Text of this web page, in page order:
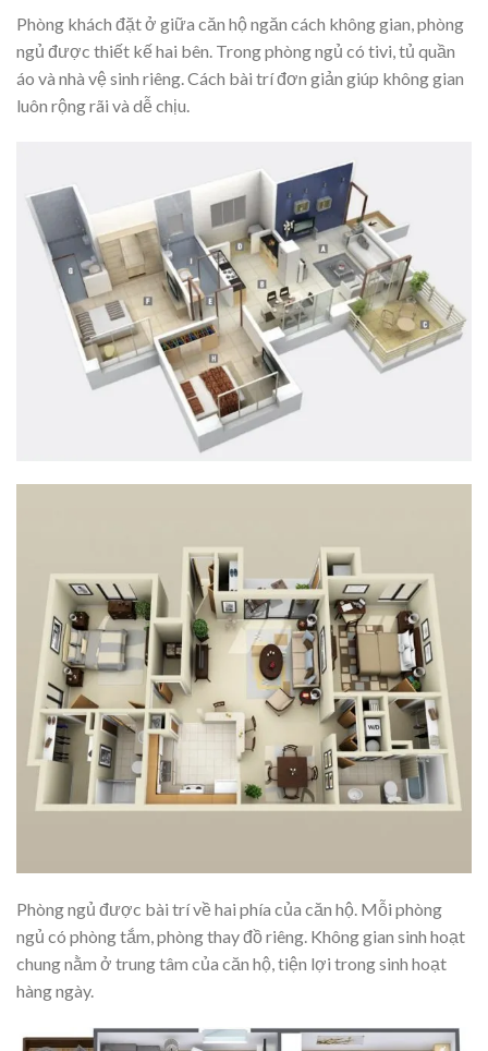
Phòng khách đặt ở giữa căn hộ ngăn cách không gian, phòng
ngủ được thiết kế hai bên. Trong phòng ngủ có tivi, tủ quần
áo và nhà vệ sinh riêng. Cách bài trí đơn giản giúp không gian
luôn rộng rãi và dễ chịu.
Phòng ngủ được bài trí về hai phía của căn hộ. Mỗi phòng
ngủ có phòng tắm, phòng thay đồ riêng. Không gian sinh hoạt
chung nằm ở trung tâm của căn hộ, tiện lợi trong sinh hoạt
hàng ngày.